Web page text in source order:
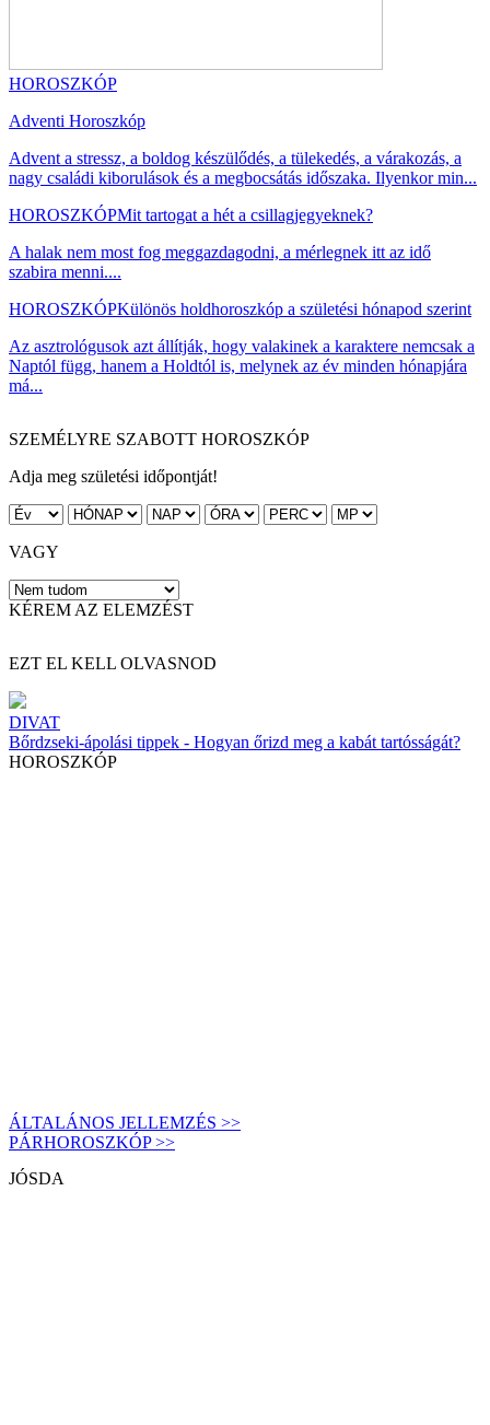
HOROSZKÓP
Adventi Horoszkóp
Advent a stressz, a boldog készülődés, a tülekedés, a várakozás, a
nagy családi kiborulások és a megbocsátás időszaka. Ilyenkor min...
HOROSZKÓPMit tartogat a hét a csillagjegyeknek?
A halak nem most fog meggazdagodni, a mérlegnek itt az idő
szabira menni....
HOROSZKÓPKülönös holdhoroszkóp a születési hónapod szerint
Az asztrológusok azt állítják, hogy valakinek a karaktere nemcsak a
Naptól függ, hanem a Holdtól is, melynek az év minden hónapjára
má...
SZEMÉLYRE SZABOTT HOROSZKÓP
Adja meg születési időpontját!
VAGY
KÉREM AZ ELEMZÉST
EZT EL KELL OLVASNOD
DIVAT
Bőrdzseki-ápolási tippek - Hogyan őrizd meg a kabát tartósságát?
HOROSZKÓP
ÁLTALÁNOS JELLEMZÉS >>
PÁRHOROSZKÓP >>
JÓSDA